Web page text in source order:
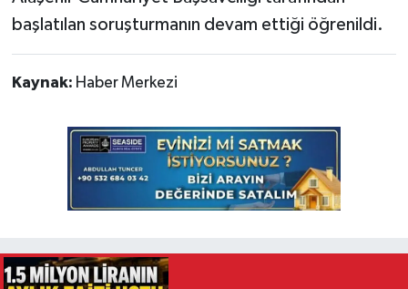
başlatılan soruşturmanın devam ettiği öğrenildi.
Kaynak: Haber Merkezi